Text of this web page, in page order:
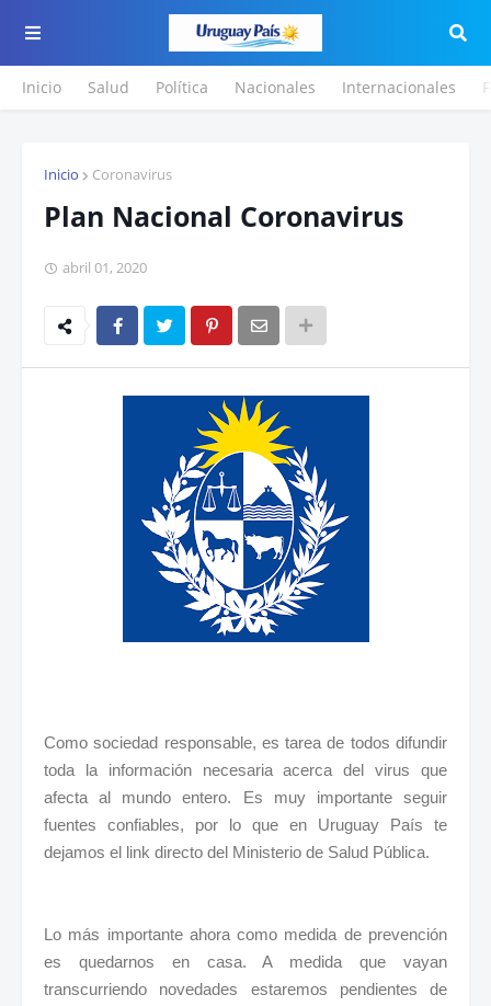
Inicio Salud Política Nacionales Internacionales
Inicio Coronavirus
Plan Nacional Coronavirus
abril 01, 2020
Como sociedad responsable, es tarea de todos difundir
toda la información necesaria acerca del virus que
afecta al mundo entero. Es muy importante seguir
fuentes confiables, por lo que en Uruguay País te
dejamos el link directo del Ministerio de Salud Pública.
Lo más importante ahora como medida de prevención
es quedarnos en casa. A medida que vayan
transcurriendo novedades estaremos pendientes de